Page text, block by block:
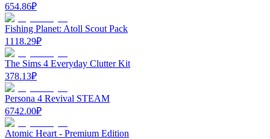
654.86₽
Fishing Planet: Atoll Scout Pack
1118.29₽
The Sims 4 Everyday Clutter Kit
378.13₽
Persona 4 Revival STEAM
6742.00₽
Atomic Heart - Premium Edition